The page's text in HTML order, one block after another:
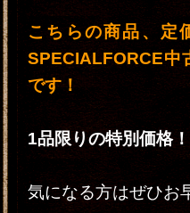
こちらの商品、定
SPECIALFORCE中
です！
1品限りの特別価格！
気になる方はぜひお